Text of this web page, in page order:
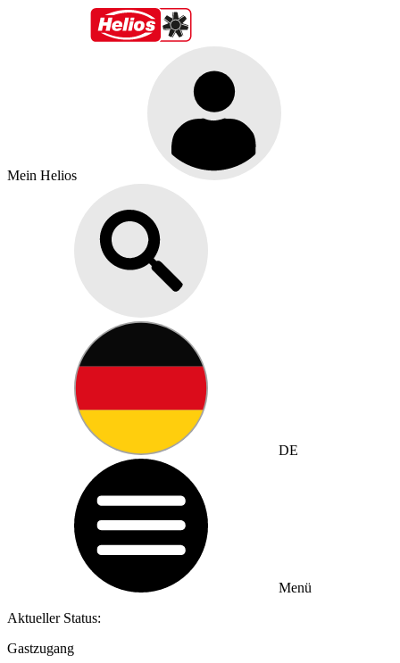
Mein Helios
DE
Menü
Aktueller Status:
Gastzugang